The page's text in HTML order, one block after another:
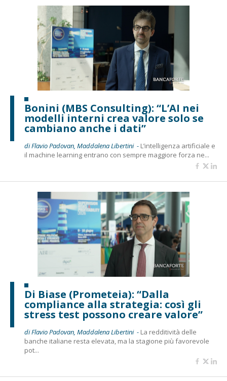
Bonini (MBS Consulting): “L’AI nei
modelli interni crea valore solo se
cambiano anche i dati”
di Flavio Padovan, Maddalena Libertini - L’intelligenza artificiale e
il machine learning entrano con sempre maggiore forza ne...
Di Biase (Prometeia): “Dalla
compliance alla strategia: così gli
stress test possono creare valore”
di Flavio Padovan, Maddalena Libertini - La redditività delle
banche italiane resta elevata, ma la stagione più favorevole
pot...